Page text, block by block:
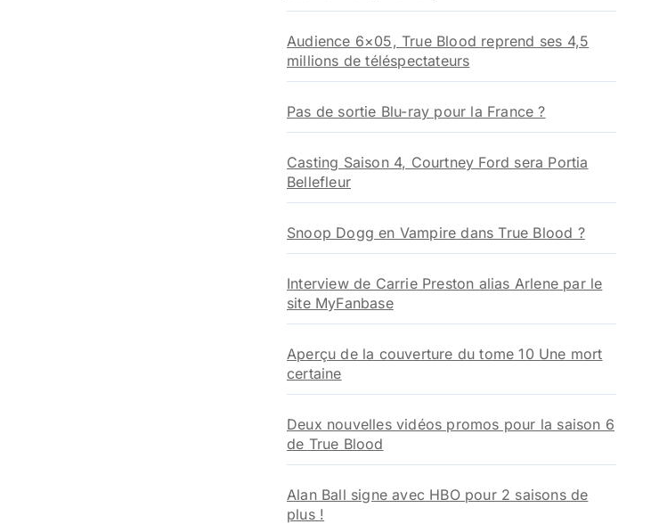
Audience 6×05, True Blood reprend ses 4,5
millions de téléspectateurs
Pas de sortie Blu-ray pour la France ?
Casting Saison 4, Courtney Ford sera Portia
Bellefleur
Snoop Dogg en Vampire dans True Blood ?
Interview de Carrie Preston alias Arlene par le
site MyFanbase
Aperçu de la couverture du tome 10 Une mort
certaine
Deux nouvelles vidéos promos pour la saison 6
de True Blood
Alan Ball signe avec HBO pour 2 saisons de
plus !